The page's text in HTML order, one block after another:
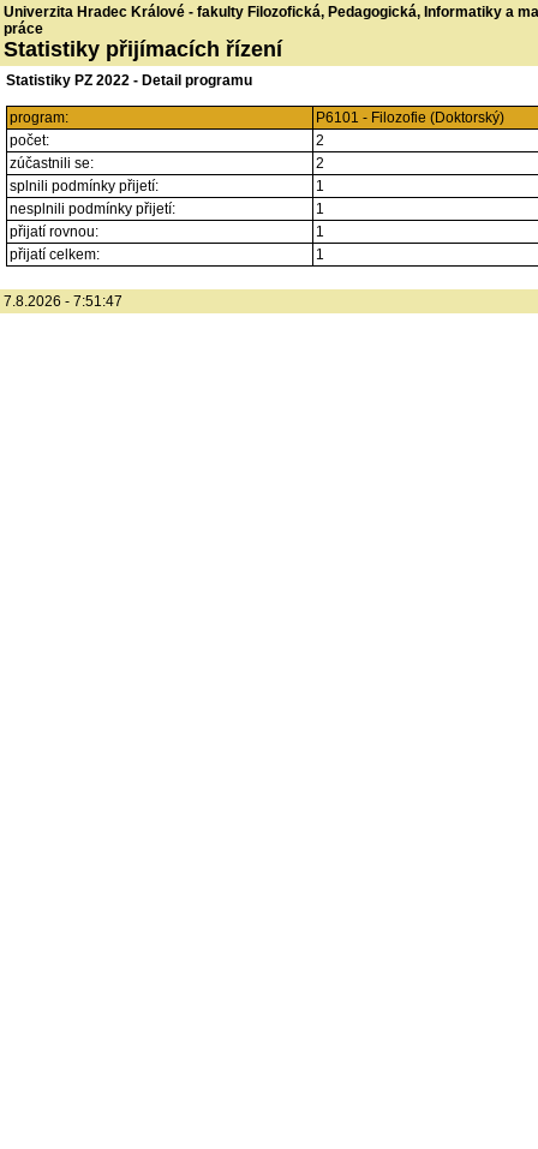
Univerzita Hradec Králové - fakulty Filozofická, Pedagogická, Informatiky a
práce
Statistiky přijímacích řízení
Statistiky PZ 2022 - Detail programu
program:
P6101 - Filozofie (Doktorský)
počet:
2
zúčastnili se:
2
splnili podmínky přijetí:
1
nesplnili podmínky přijetí:
1
přijatí rovnou:
1
přijatí celkem:
1
7.8.2026 - 7:51:47